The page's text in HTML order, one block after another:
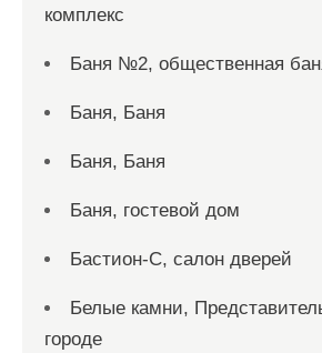
комплекс
Баня №2, общественная
Баня, Баня
Баня, Баня
Баня, гостевой дом
Бастион-С, салон дверей
Белые камни,
городе